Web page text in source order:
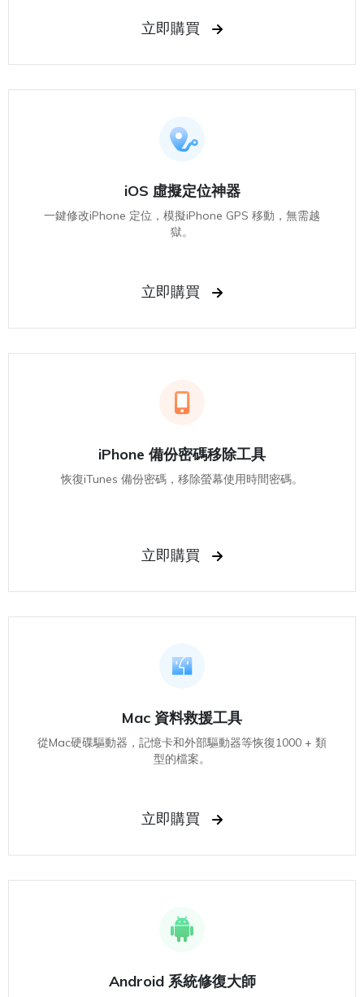
立即購買
iOS 虛擬定位神器
一鍵修改iPhone 定位，模擬iPhone GPS 移動，無需越
獄。
立即購買
iPhone 備份密碼移除工具
恢復iTunes 備份密碼，移除螢幕使用時間密碼。
立即購買
Mac 資料救援工具
從Mac硬碟驅動器，記憶卡和外部驅動器等恢復1000 + 類
型的檔案。
立即購買
Android 系統修復大師